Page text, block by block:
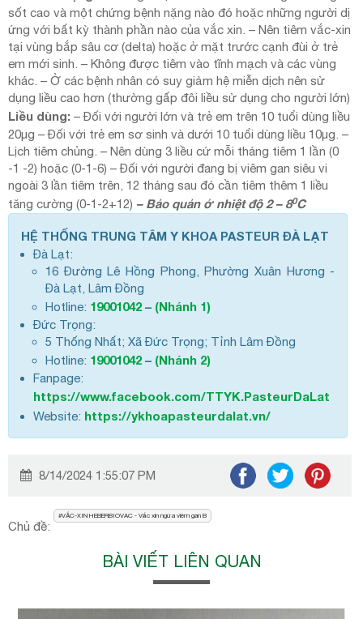
sốt cao và một chứng bệnh nặng nào đó hoặc những người dị
ứng với bất kỳ thành phần nào của vắc xin. – Nên tiêm vắc-xin
tại vùng bắp sâu cơ (delta) hoặc ở mặt trước cạnh đùi ở trẻ
em mới sinh. – Không được tiêm vào tĩnh mạch và các vùng
khác. – Ở các bệnh nhân có suy giảm hệ miễn dịch nên sử
dụng liều cao hơn (thường gấp đôi liều sử dụng cho người lớn)
Liều dùng: – Đối với người lớn và trẻ em trên 10 tuổi dùng liều
20µg – Đối với trẻ em sơ sinh và dưới 10 tuổi dùng liều 10µg. –
Lịch tiêm chủng. – Nên dùng 3 liều cứ mỗi tháng tiêm 1 lần (0
-1 -2) hoặc (0-1-6) – Đối với người đang bị viêm gan siêu vi
ngoài 3 lần tiêm trên, 12 tháng sau đó cần tiêm thêm 1 liều
tăng cường (0-1-2+12) – Bảo quản ở nhiệt độ 2 – 80C
HỆ THỐNG TRUNG TÂM Y KHOA PASTEUR ĐÀ LẠT
Đà Lạt:
16 Đường Lê Hồng Phong, Phường Xuân Hương -
Đà Lạt, Lâm Đồng
Hotline: 19001042 – (Nhánh 1)
Đức Trọng:
5 Thống Nhất; Xã Đức Trọng; Tỉnh Lâm Đồng
Hotline: 19001042 – (Nhánh 2)
Fanpage:
https://www.facebook.com/TTYK.PasteurDaLat
Website: https://ykhoapasteurdalat.vn/
8/14/2024 1:55:07 PM
Chủ đề:
VẮC-XIN HEBERBIOVAC - Vắc xin ngừa viêm gan B
BÀI VIẾT LIÊN QUAN